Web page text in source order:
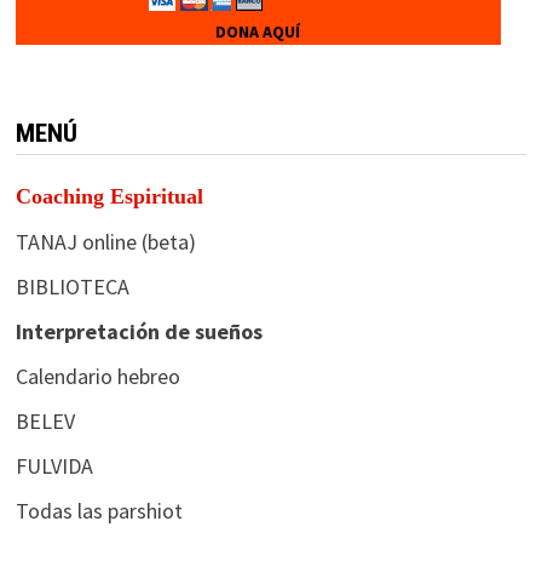
DONA AQUÍ
MENÚ
Coaching Espiritual
TANAJ online (beta)
BIBLIOTECA
Interpretación de sueños
Calendario hebreo
BELEV
FULVIDA
Todas las parshiot